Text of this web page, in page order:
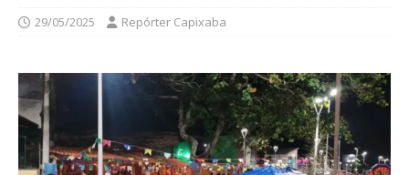
29/05/2025 Repórter Capixaba